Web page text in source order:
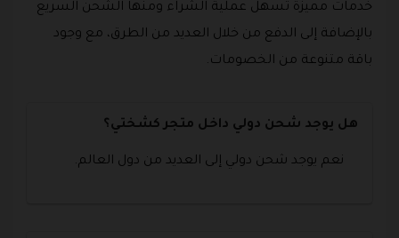
خدمات مميزة تسهل عملية الشراء ومنها الشحن السريع
بالإضافة إلى الدفع من خلال العديد من الطرق، مع وجود
باقة متنوعة من الخصومات.
هل يوجد شحن دولي داخل متجر كشختي؟
نعم يوجد شحن دولي إلى العديد من دول العالم.